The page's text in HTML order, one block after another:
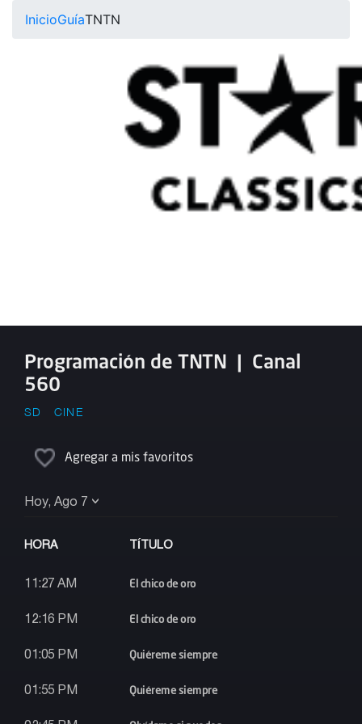
InicioGuíaTNTN
Programación de TNTN | Canal
560
SD CINE
Agregar a mis favoritos
Hoy, Ago 7
HORA TÍTULO
11:27 AM El chico de oro
12:16 PM El chico de oro
01:05 PM Quiéreme siempre
01:55 PM Quiéreme siempre